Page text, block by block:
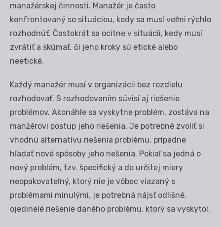
manažérskej činnosti. Manažér je často
konfrontovaný so situáciou, kedy sa musí veľmi rýchlo
rozhodnúť. Častokrát sa ocitne v situácii, kedy musí
zvrátiť a skúmať, či jeho kroky sú etické alebo
neetické.
Každý manažér musí v organizácii bez rozdielu
rozhodovať. S rozhodovaním súvisí aj riešenie
problémov. Akonáhle sa vyskytne problém, zostáva na
manžérovi postup jeho riešenia. Je potrebné zvoliť si
vhodnú alternatívu riešenia problému, prípadne
hľadať nové spôsoby jeho riešenia. Pokiaľ sa jedná o
nový problém, tzv. špecifický a do určitej miery
neopakovateľný, ktorý nie je vôbec viazaný s
problémami minulými, je potrebná nájsť odlišné,
ojedinelé riešenie daného problému, ktorý sa vyskytol.